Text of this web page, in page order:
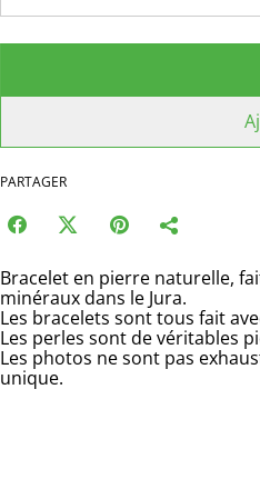
PARTAGER
Bracelet en pierre naturelle,
minéraux dans le Jura.
Les bracelets sont tous fait
Les perles sont de véritables
Les photos ne sont pas
unique.